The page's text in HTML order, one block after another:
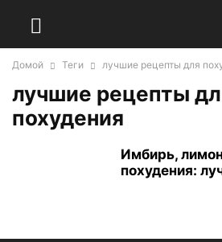
Домой Теги лучшие рецепты для
лучшие рецепты
похудения
Имбирь,
похудения: